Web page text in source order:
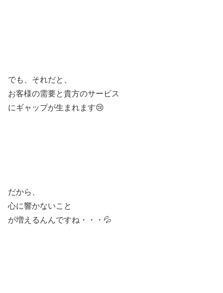
でも、それだと、
お客様の需要と貴方のサービス
にギャップが生まれます😢
だから、
心に響かないこと
が増えるんんですね・・・💦